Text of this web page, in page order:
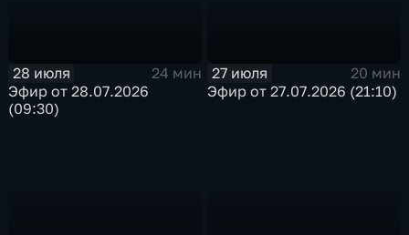
28 июля
24 мин
Эфир от 28.07.2026
(09:30)
27 июля
20 мин
Эфир от 27.07.2026 (21:10)